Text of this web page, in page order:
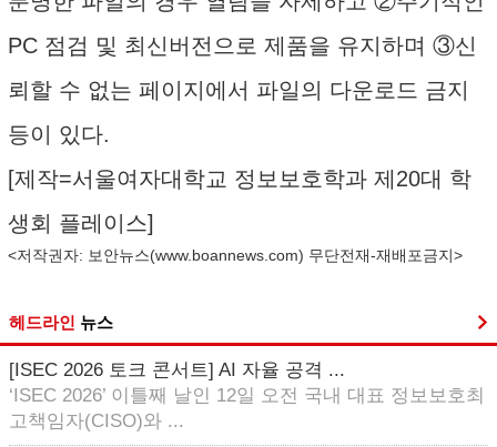
PC 점검 및 최신버전으로 제품을 유지하며 ③신
뢰할 수 없는 페이지에서 파일의 다운로드 금지
등이 있다.
[제작=서울여자대학교 정보보호학과 제20대 학
생회 플레이스]
<저작권자: 보안뉴스(www.boannews.com) 무단전재-재배포금지>
헤드라인 뉴스
[ISEC 2026 토크 콘서트] AI 자율 공격 ...
‘ISEC 2026’ 이틀째 날인 12일 오전 국내 대표 정보보호최
고책임자(CISO)와 ...